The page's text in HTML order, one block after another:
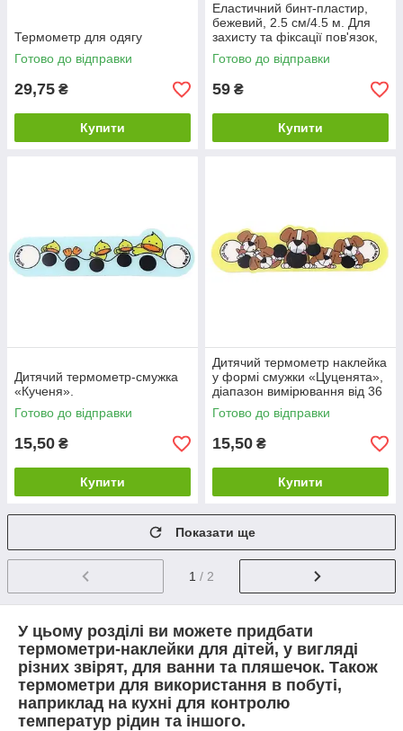
Термометр для одягу
Готово до відправки
29,75 ₴
Купити
Еластичний бинт-пластир,
бежевий, 2.5 см/4.5 м. Для
захисту та фіксації пов'язок,
ефективний спосіб захисту
Готово до відправки
59 ₴
Купити
Дитячий термометр-смужка
«Кученя».
Готово до відправки
15,50 ₴
Купити
Дитячий термометр наклейка
у формі смужки «Цуценята»,
діапазон вимірювання від 36
до 40 °C
Готово до відправки
15,50 ₴
Купити
Показати ще
1 / 2
У цьому розділі ви можете придбати
термометри-наклейки для дітей, у вигляді
різних звірят, для ванни та пляшечок. Також
термометри для використання в побуті,
наприклад на кухні для контролю
температур рідин та іншого.